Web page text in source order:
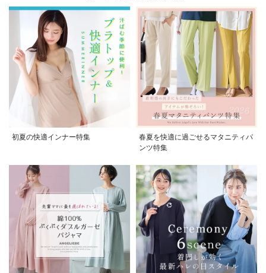
初夏の快適インナー特集
春夏を快適に過ごせるマタニティパ
ンツ特集